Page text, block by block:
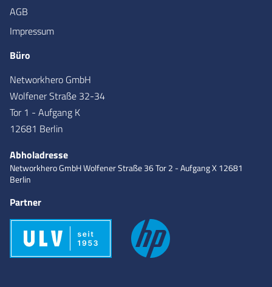
AGB
Impressum
Büro
Networkhero GmbH
Wolfener Straße 32-34
Tor 1 - Aufgang K
12681 Berlin
Abholadresse
Networkhero GmbHWolfener Straße 36Tor 2 - Aufgang X12681
Berlin
Partner